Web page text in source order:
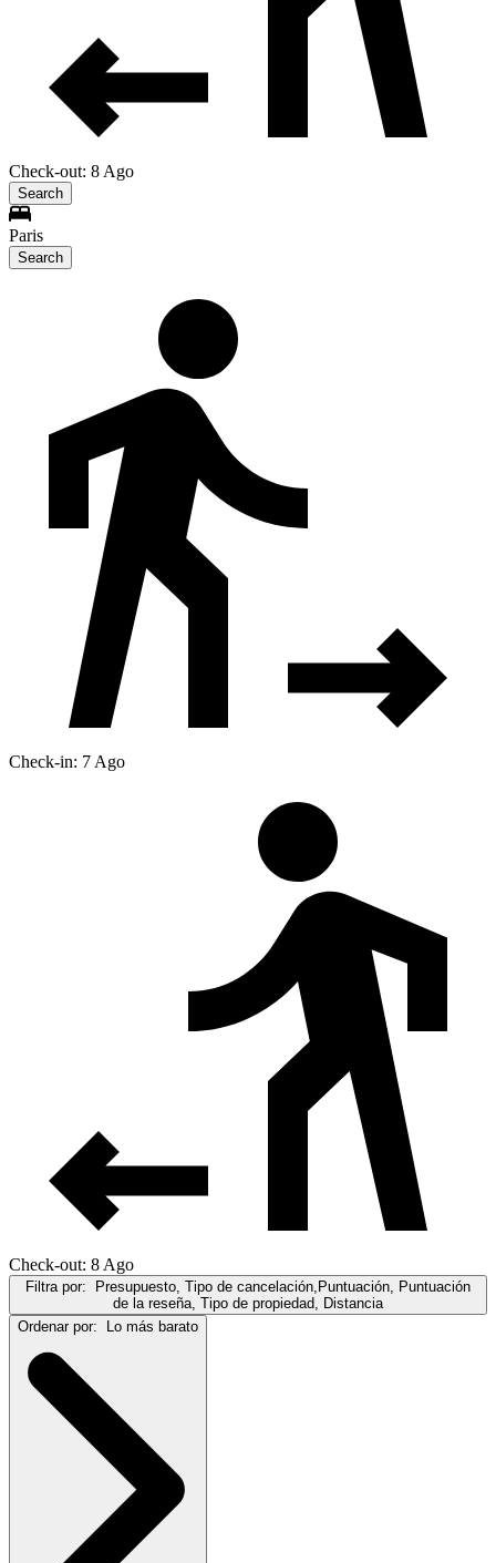
Check-out: 8 Ago
Search
Paris
Search
Check-in: 7 Ago
Check-out: 8 Ago
Filtra por:
Presupuesto, Tipo de cancelación,Puntuación, Puntuación
de la reseña, Tipo de propiedad, Distancia
Ordenar por:
Lo más barato